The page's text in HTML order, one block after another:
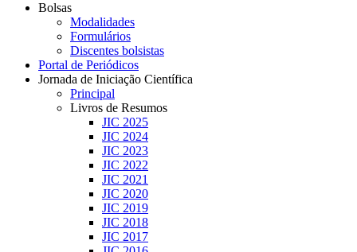
Bolsas
Modalidades
Formulários
Discentes bolsistas
Portal de Periódicos
Jornada de Iniciação Científica
Principal
Livros de Resumos
JIC 2025
JIC 2024
JIC 2023
JIC 2022
JIC 2021
JIC 2020
JIC 2019
JIC 2018
JIC 2017